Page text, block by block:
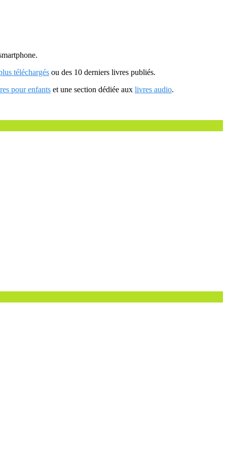
téléchargés ou des 10 derniers livres publiés.
pour enfants et une section dédiée aux livres audio.